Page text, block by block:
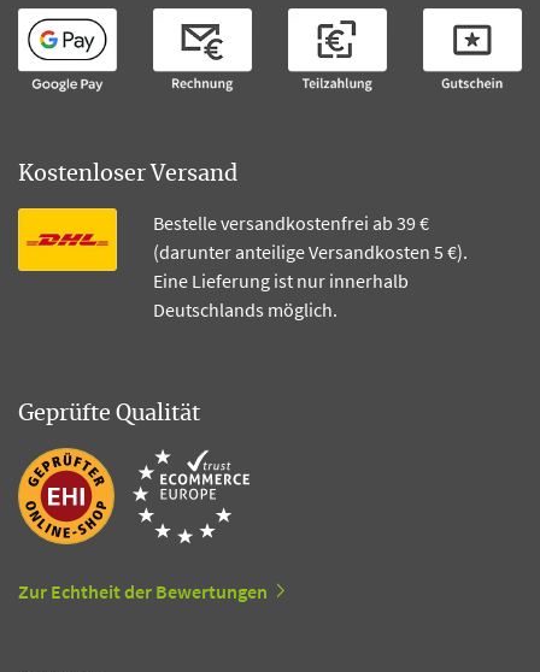
Kostenloser Versand
Bestelle versandkostenfrei ab 39 €
(darunter anteilige Versandkosten 5 €).
Eine Lieferung ist nur innerhalb
Deutschlands möglich.
Geprüfte Qualität
Zur Echtheit der Bewertungen